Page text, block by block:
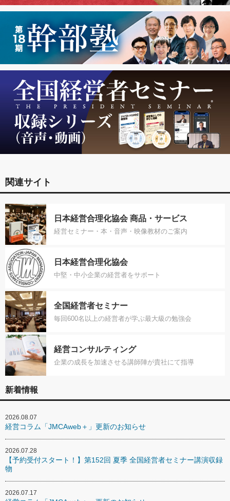
関連サイト
日本経営合理化協会 商品・サービス
経営セミナー・本・音声・映像教材のご案内
日本経営合理化協会
中堅・中小企業の経営者をサポート
全国経営者セミナー
毎回600名以上の経営者が学ぶ最大級の勉強会
経営コンサルティング
企業の成長を加速させる講師陣が貴社にて指導
新着情報
2026.08.07
経営コラム「JMCAweb＋」更新のお知らせ
2026.07.28
【予約受付スタート！】第152回 夏季 全国経営者セミナー講演収録
物
2026.07.17